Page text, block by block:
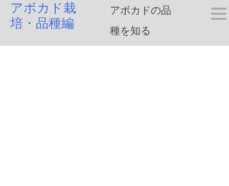
Skipアボカド栽
培・品種編
アボカドの品
種を知る